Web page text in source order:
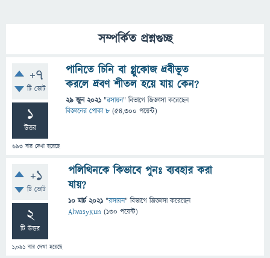
সম্পর্কিত প্রশ্নগুচ্ছ
+7
টি ভোট
1
উত্তর
693 বার দেখা হয়েছে
পানিতে চিনি বা গ্লুকোজ দ্রবীভূত
করলে দ্রবণ শীতল হয়ে যায় কেন?
29 জুন 2021 "রসায়ন" বিভাগে জিজ্ঞাসাকরেছেন
বিজ্ঞানের পোকা ৮ (54,300 পয়েন্ট)
+1
টি ভোট
2
টি উত্তর
1,091 বার দেখা হয়েছে
পলিথিনকে কিভাবে পুনঃ ব্যবহার করা
যায়?
10 মার্চ 2021 "রসায়ন" বিভাগে জিজ্ঞাসাকরেছেন
AlwasyKun (130 পয়েন্ট)